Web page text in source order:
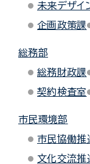
未来デザイ
企画政策課
総務部
総務財政課
契約検査室
市民環境部
市民協働推
文化交流推